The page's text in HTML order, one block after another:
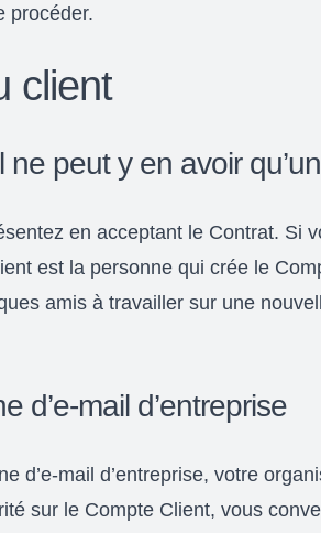
procéder.
client
peut y en avoir
en acceptant le Contrat. Si
est la personne qui crée le
amis à travailler sur une
d’e-mail d’entreprise
d’e-mail d’entreprise, votre
sur le Compte Client, vous